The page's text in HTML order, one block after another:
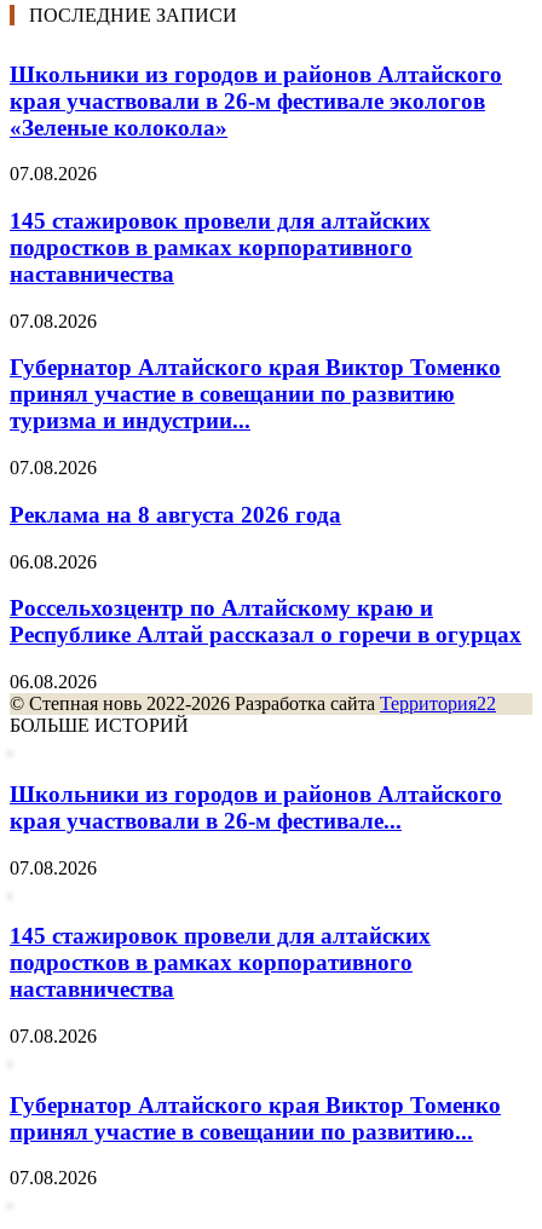
ПОСЛЕДНИЕ ЗАПИСИ
Школьники из городов и районов Алтайского
края участвовали в 26-м фестивале экологов
«Зеленые колокола»
07.08.2026
145 стажировок провели для алтайских
подростков в рамках корпоративного
наставничества
07.08.2026
Губернатор Алтайского края Виктор Томенко
принял участие в совещании по развитию
туризма и индустрии...
07.08.2026
Реклама на 8 августа 2026 года
06.08.2026
Россельхозцентр по Алтайскому краю и
Республике Алтай рассказал о горечи в огурцах
06.08.2026
© Степная новь 2022-2026 Разработка сайта Территория22
БОЛЬШЕ ИСТОРИЙ
Школьники из городов и районов Алтайского
края участвовали в 26-м фестивале...
07.08.2026
145 стажировок провели для алтайских
подростков в рамках корпоративного
наставничества
07.08.2026
Губернатор Алтайского края Виктор Томенко
принял участие в совещании по развитию...
07.08.2026